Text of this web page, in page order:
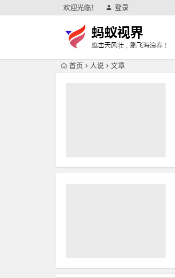
欢迎光临！ 登录
首页 人说 文章